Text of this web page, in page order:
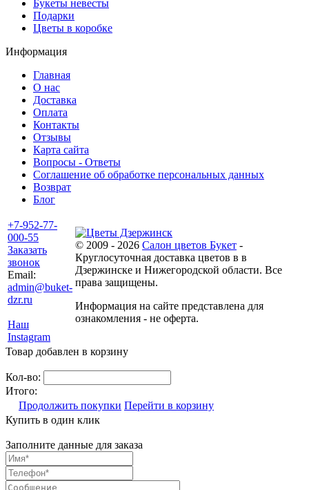
Букеты невесты
Подарки
Цветы в коробке
Информация
Главная
О нас
Доставка
Оплата
Контакты
Отзывы
Карта сайта
Вопросы - Ответы
Соглашение об обработке персональных данных
Возврат
Блог
+7-952-77-
000-55
Заказать
звонок
Email:
admin@buket-
dzr.ru
Наш
Instagram
© 2009 - 2026 Салон цветов Букет -
Круглосуточная доставка цветов в в
Дзержинске и Нижегородской области. Все
права защищены.
Информация на сайте представлена для
ознакомления - не оферта.
Товар добавлен в корзину
Кол-во:
Итого:
Продолжить покупки Перейти в корзину
Купить в один клик
Заполните данные для заказа